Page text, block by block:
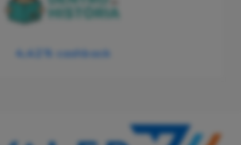
4,42% cashback